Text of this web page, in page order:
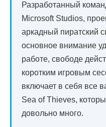
Разработанный
Microsoft Studios,
аркадный пиратский
основное внимание
работе, свободе
коротким игровым
включает в себя все
Sea of Thieves,
довольно много.